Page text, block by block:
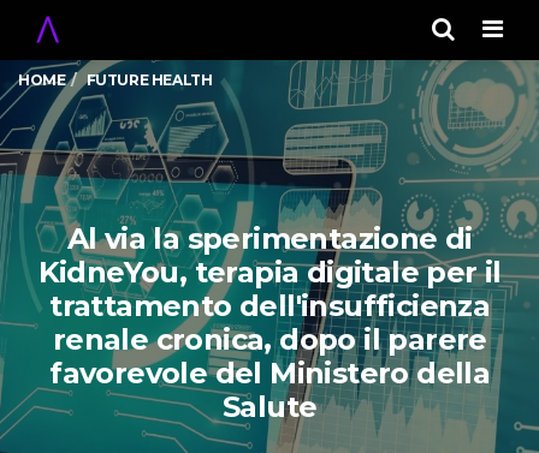
HOME FUTURE HEALTH
Al via la sperimentazione di
KidneYou, terapia digitale per il
trattamento dell'insufficienza
renale cronica, dopo il parere
favorevole del Ministero della
Salute